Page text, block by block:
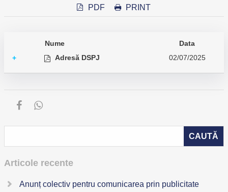
PDF PRINT
Nume
Data
+
Adresă DSPJ 02/07/2025
Articole recente
Anunț colectiv pentru comunicarea prin publicitate